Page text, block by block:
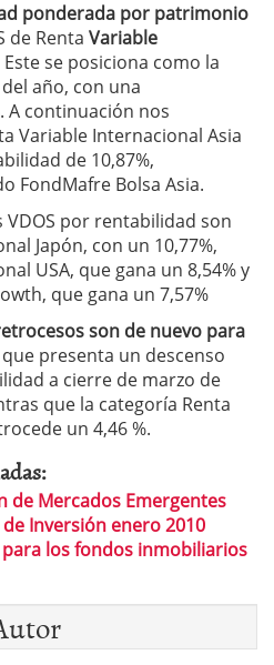
ponderada por patrimonio
de Renta Variable
Este se posiciona como la
año, con una
A continuación nos
Variable Internacional Asia
de 10,87%,
FondMafre Bolsa Asia.
VDOS por rentabilidad son
Japón, con un 10,77%,
USA, que gana un 8,54% y
que gana un 7,57%
son de nuevo para
que presenta un descenso
a cierre de marzo de
que la categoría Renta
un 4,46 %.
de Mercados Emergentes
Inversión enero 2010
los fondos inmobiliarios